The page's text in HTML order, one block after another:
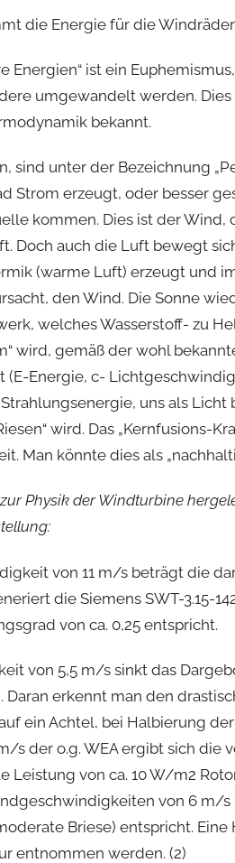
die Energie für die
Energien“ ist ein
umgewandelt werden.
bekannt.
sind unter der Bezeichnung
Strom erzeugt, oder besser
kommen. Dies ist der
Doch auch die Luft bewegt
(warme Luft) erzeugt und
den Wind. Die Sonne
welches Wasserstoff- zu
wird, gemäß der wohl
Energie, c-
uns als Licht
wird. Das „Kernfusions-
Man könnte dies als
Physik der Windturbine
von 11 m/s beträgt die
die Siemens SWT-3.15-
von ca. 0,25 entspricht.
von 5,5 m/s sinkt das
erkennt man den
ein Achtel, bei Halbierung
s der o.g. WEA ergibt sich die
Leistung von ca. 10 W/m2
von 6 m/
Briese) entspricht.
entnommen werden. (2)